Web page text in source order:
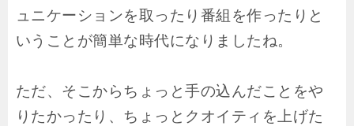
ュニケーションを取ったり番組を作ったりと
いうことが簡単な時代になりましたね。
ただ、そこからちょっと手の込んだことをや
りたかったり、ちょっとクオイティを上げた